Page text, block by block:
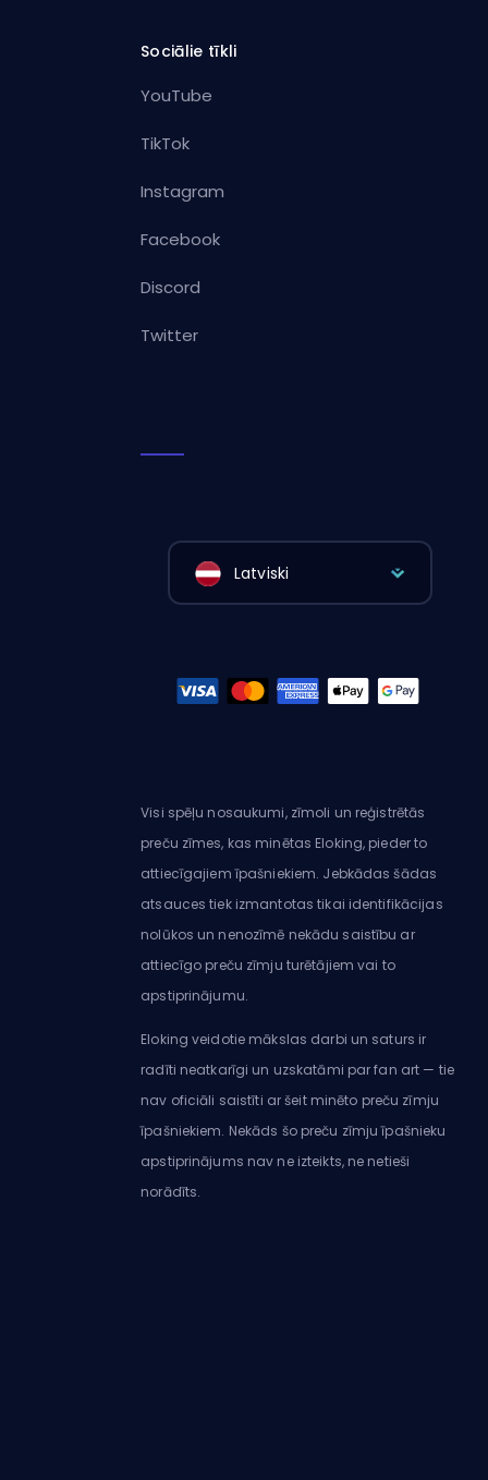
Sociālie tīkli
YouTube
TikTok
Instagram
Facebook
Discord
Twitter
Latviski
Visi spēļu nosaukumi, zīmoli un reģistrētās
preču zīmes, kas minētas Eloking, pieder to
attiecīgajiem īpašniekiem. Jebkādas šādas
atsauces tiek izmantotas tikai identifikācijas
nolūkos un nenozīmē nekādu saistību ar
attiecīgo preču zīmju turētājiem vai to
apstiprinājumu.
Eloking veidotie mākslas darbi un saturs ir
radīti neatkarīgi un uzskatāmi par fan art — tie
nav oficiāli saistīti ar šeit minēto preču zīmju
īpašniekiem. Nekāds šo preču zīmju īpašnieku
apstiprinājums nav ne izteikts, ne netieši
norādīts.